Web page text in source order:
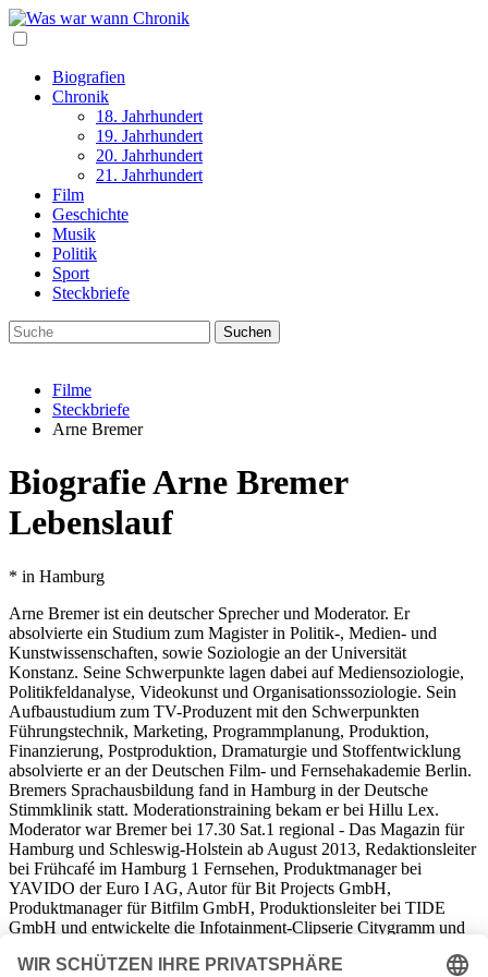
Biografien
Chronik
18. Jahrhundert
19. Jahrhundert
20. Jahrhundert
21. Jahrhundert
Film
Geschichte
Musik
Politik
Sport
Steckbriefe
Filme
Steckbriefe
Arne Bremer
Biografie Arne Bremer
Lebenslauf
* in Hamburg
Arne Bremer ist ein deutscher Sprecher und Moderator. Er
absolvierte ein Studium zum Magister in Politik-, Medien- und
Kunstwissenschaften, sowie Soziologie an der Universität
Konstanz. Seine Schwerpunkte lagen dabei auf Mediensoziologie,
Politikfeldanalyse, Videokunst und Organisationssoziologie. Sein
Aufbaustudium zum TV-Produzent mit den Schwerpunkten
Führungstechnik, Marketing, Programmplanung, Produktion,
Finanzierung, Postproduktion, Dramaturgie und Stoffentwicklung
absolvierte er an der Deutschen Film- und Fernsehakademie Berlin.
Bremers Sprachausbildung fand in Hamburg in der Deutsche
Stimmklinik statt. Moderationstraining bekam er bei Hillu Lex.
Moderator war Bremer bei 17.30 Sat.1 regional - Das Magazin für
Hamburg und Schleswig-Holstein ab August 2013, Redaktionsleiter
bei Frühcafé im Hamburg 1 Fernsehen, Produktmanager bei
YAVIDO der Euro I AG, Autor für Bit Projects GmbH,
Produktmanager für Bitfilm GmbH, Produktionsleiter bei TIDE
GmbH und entwickelte die Infotainment-Clipserie Citygramm und
Bremer arbeitete ebenfalls als freier Sprecher und TV-Produzent.